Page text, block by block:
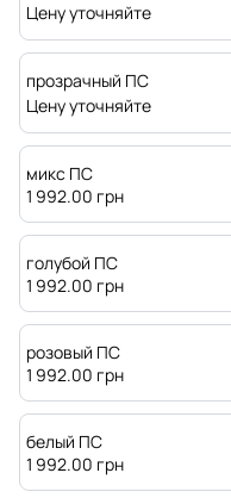
Цену уточняйте
прозрачный ПС
Цену уточняйте
микс ПС
1 992.00 грн
голубой ПС
1 992.00 грн
розовый ПС
1 992.00 грн
белый ПС
1 992.00 грн